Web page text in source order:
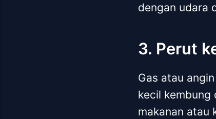
dengan udara
3. Perut
Gas atau
kecil kembung
makanan atau